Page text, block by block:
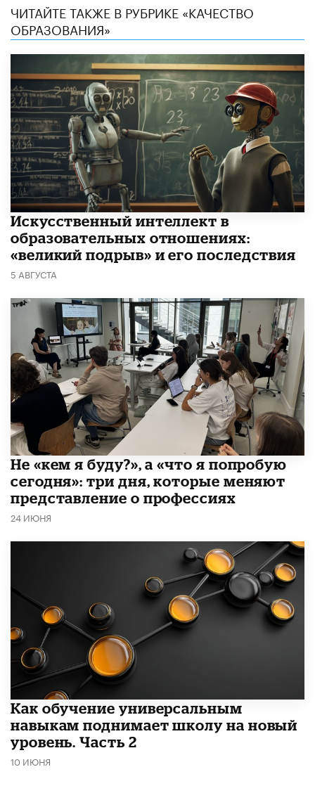
ЧИТАЙТЕ ТАКЖЕ В РУБРИКЕ «КАЧЕСТВО
ОБРАЗОВАНИЯ»
​Искусственный интеллект в
образовательных отношениях:
«великий подрыв» и его последствия
5 АВГУСТА
Не «кем я буду?», а «что я попробую
сегодня»: три дня, которые меняют
представление о профессиях
24 ИЮНЯ
​Как обучение универсальным
навыкам поднимает школу на новый
уровень. Часть 2
10 ИЮНЯ